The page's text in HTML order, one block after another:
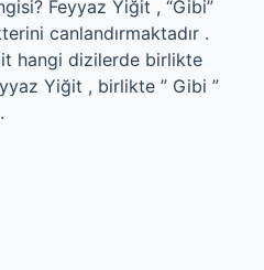
Feyyaz Yiğit , “Gibi”
canlandırmaktadır .
hangi dizilerde birlikte
Yiğit , birlikte ” Gibi ”